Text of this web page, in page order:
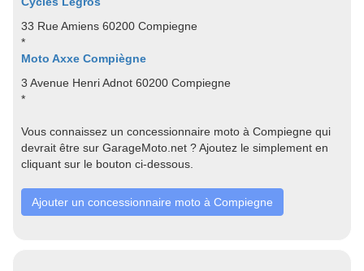
33 Rue Amiens 60200 Compiegne
*
Moto Axxe Compiègne
3 Avenue Henri Adnot 60200 Compiegne
*
Vous connaissez un concessionnaire moto à Compiegne qui
devrait être sur GarageMoto.net ? Ajoutez le simplement en
cliquant sur le bouton ci-dessous.
Ajouter un concessionnaire moto à Compiegne